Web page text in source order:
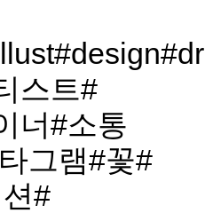
스트#
너#소통
그램#꽃#
#